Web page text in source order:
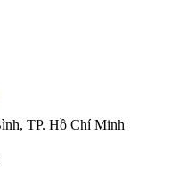
TP. Hồ Chí Minh